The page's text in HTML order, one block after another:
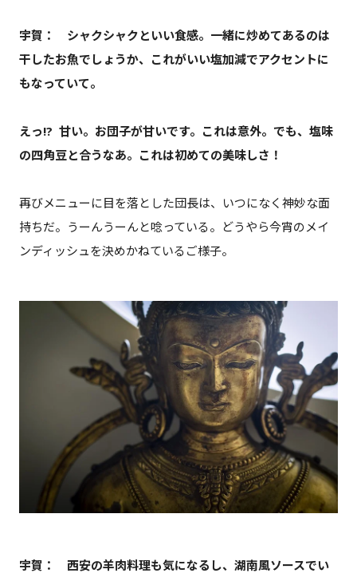
宇賀： シャクシャクといい食感。一緒に炒めてあるのは
干したお魚でしょうか、これがいい塩加減でアクセントに
もなっていて。
えっ!? 甘い。お団子が甘いです。これは意外。でも、塩味
の四角豆と合うなあ。これは初めての美味しさ！
再びメニューに目を落とした団長は、いつになく神妙な面
持ちだ。うーんうーんと唸っている。どうやら今宵のメイ
ンディッシュを決めかねているご様子。
宇賀： 西安の羊肉料理も気になるし、湖南風ソースでい